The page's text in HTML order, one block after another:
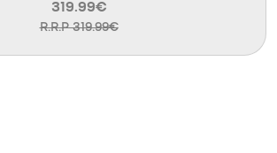
319.99€
R.R.P 319.99€